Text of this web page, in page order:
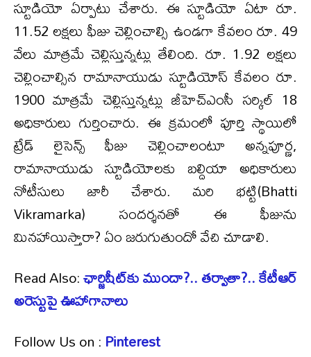
స్టూడియో ఏర్పాటు చేశారు. ఈ స్టూడియో ఏటా రూ.
11.52 లక్షలు ఫీజు చెల్లించాల్సి ఉండగా కేవలం రూ. 49
వేలు మాత్రమే చెల్లిస్తున్నట్లు తేలింది. రూ. 1.92 లక్షలు
చెల్లించాల్సిన రామానాయుడు స్టూడియోస్ కేవలం రూ.
1900 మాత్రమే చెల్లిస్తున్నట్లు జీహెచ్‌ఎంసీ సర్కిల్ 18
అధికారులు గుర్తించారు. ఈ క్రమంలో పూర్తి స్థాయిలో
ట్రేడ్ లైసెన్స్ ఫీజు చెల్లించాలంటూ అన్నపూర్ణ,
రామానాయుడు స్టూడియోలకు బల్దియా అధికారులు
నోటీసులు జారీ చేశారు. మరి భట్టి(Bhatti
Vikramarka) సందర్శనతో ఈ ఫీజును
మినహాయిస్తారా? ఏం జరుగుతుందో వేచి చూడాలి.
Read Also:ఛార్జిషీట్‌కు ముందా?.. తర్వాతా?.. కేటీఆర్
అరెస్టుపై ఊహాగానాలు
Follow Us on :Pinterest